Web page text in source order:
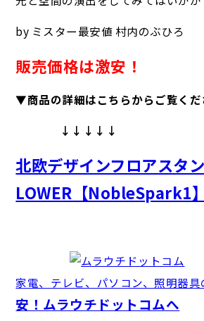
by ミスター最安値 村内のぶひろ
販売価格は激安！
▼商品の詳細はこちらからご覧くだ
↓↓↓↓↓
北欧デザインフロアスタ
LOWER【NobleSpark1】
家電、テレビ、パソコン、照明器
安！ムラウチドットコムへ